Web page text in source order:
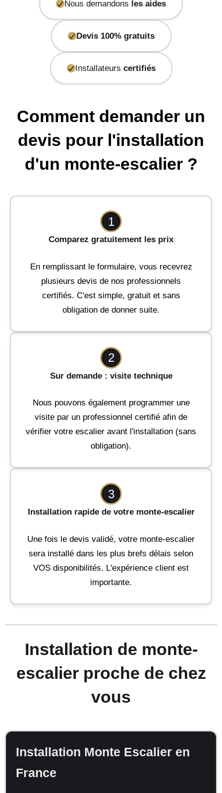
Nous demandons les aides
Devis 100% gratuits
Installateurs certifiés
Comment demander un
devis pour l'installation
d'un monte-escalier ?
1
Comparez gratuitement les prix
En remplissant le formulaire, vous recevrez
plusieurs devis de nos professionnels
certifiés. C'est simple, gratuit et sans
obligation de donner suite.
2
Sur demande : visite technique
Nous pouvons également programmer une
visite par un professionnel certifié afin de
vérifier votre escalier avant l'installation (sans
obligation).
3
Installation rapide de votre monte-escalier
Une fois le devis validé, votre monte-escalier
sera installé dans les plus brefs délais selon
VOS disponibilités. L'expérience client est
importante.
Installation de monte-
escalier proche de chez
vous
Installation Monte Escalier en
France